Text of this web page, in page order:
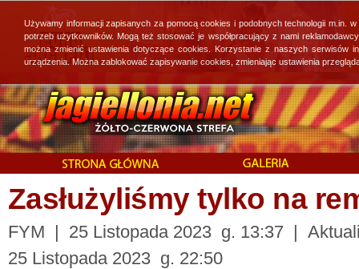
Zasłużyliśmy tylko na
FYM | 25 Listopada 2023 g. 13:37 |
25 Listopada 2023 g. 22:50
Używamy informacji zapisanych za pomocą cookies i podobnych technologii
potrzeb użytkowników. Mogą też stosować je współpracujący z nami
można zmienić ustawienia dotyczące cookies. Korzystanie z naszych
urządzenia. Można zablokować zapisywanie cookies, zmieniając ustawienia